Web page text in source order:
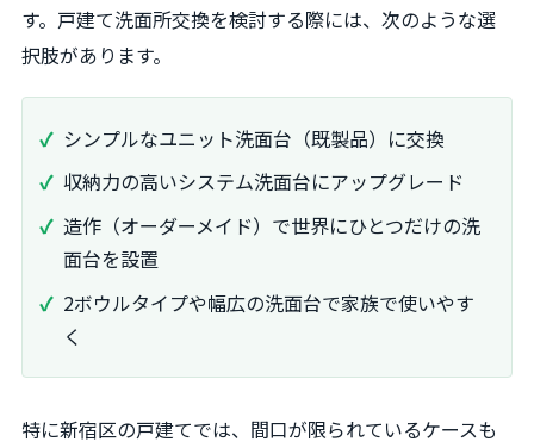
す。戸建て洗面所交換を検討する際には、次のような選
択肢があります。
シンプルなユニット洗面台（既製品）に交換
収納力の高いシステム洗面台にアップグレード
造作（オーダーメイド）で世界にひとつだけの洗
面台を設置
2ボウルタイプや幅広の洗面台で家族で使いやす
く
特に新宿区の戸建てでは、間口が限られているケースも